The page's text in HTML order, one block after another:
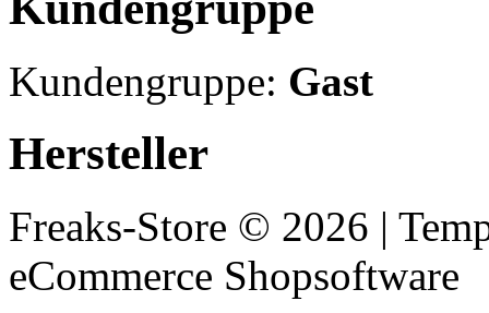
Kundengruppe: Gast
Hersteller
Freaks-Store © 2026 |
eCommerce Shopsoftware